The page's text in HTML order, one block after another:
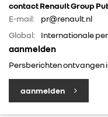
contact Renault Group
E-mail:
pr@renault.nl
Global:
Internationale
aanmelden
Persberichten ontvangen
aanmelden